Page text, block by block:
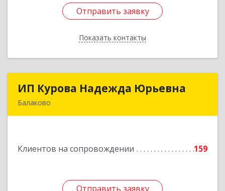
Отправить заявку
Показать контакты
Отправить заявку
Назад
ИП Курова Надежда Юрьевна
Балаково
Клиентов на сопровождении 159
Отправить заявку
ИП Курова Надежда Юрьевна
Подробнее
Отправить заявку